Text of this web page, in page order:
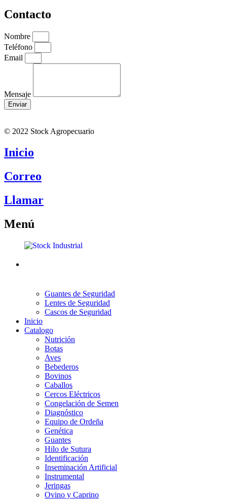
Contacto
Nombre
Teléfono
Email
Mensaje
Enviar
© 2022 Stock Agropecuario
Inicio
Correo
Llamar
Menú
Guantes de Seguridad
Lentes de Seguridad
Cascos de Seguridad
Inicio
Catalogo
Nutrición
Botas
Aves
Bebederos
Bovinos
Caballos
Cercos Eléctricos
Congelación de Semen
Diagnóstico
Equipo de Ordeña
Genética
Guantes
Hilo de Sutura
Identificación
Inseminación Artificial
Instrumental
Jeringas
Ovino y Caprino